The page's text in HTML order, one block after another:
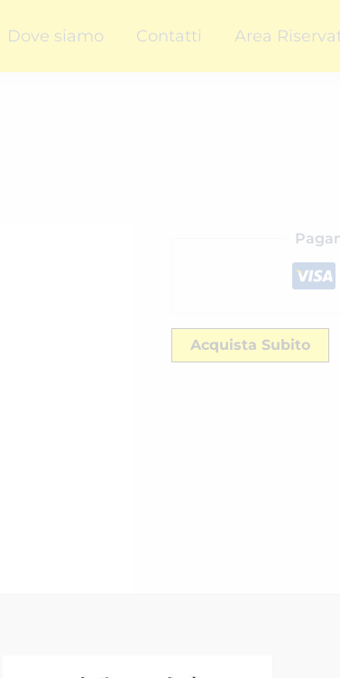
Dove siamo Contatti Area
Acquista Subito